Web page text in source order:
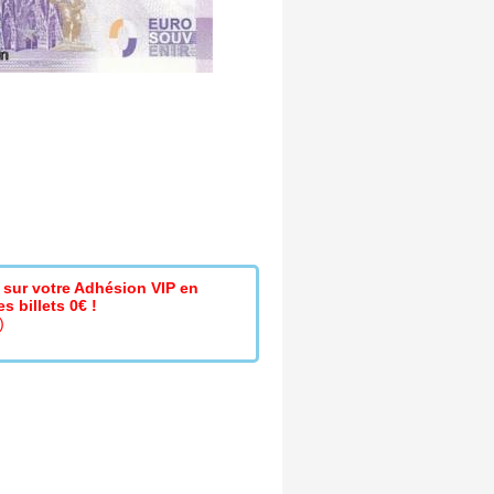
votre Adhésion VIP en
billets 0€ !